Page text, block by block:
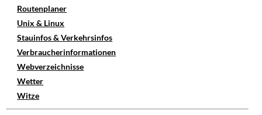
Routenplaner
Unix & Linux
Stauinfos & Verkehrsinfos
Verbraucherinformationen
Webverzeichnisse
Wetter
Witze